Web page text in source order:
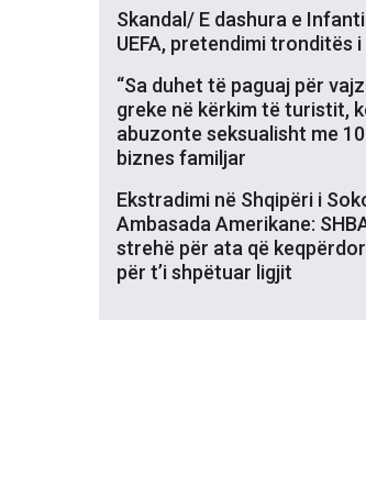
Skandal/ E dashura e
UEFA, pretendimi tronditës i
“Sa duhet të paguaj për
greke në kërkim të turistit,
abuzonte seksualisht me
biznes familjar
Ekstradimi në Shqipëri i
Ambasada Amerikane:
strehë për ata që
për t’i shpëtuar ligjit